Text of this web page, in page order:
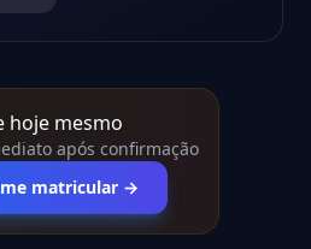
hoje mesmo
após confirmação
matricular →